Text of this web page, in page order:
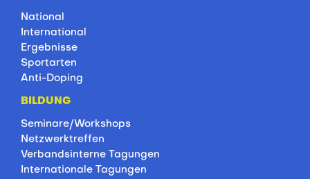
National
International
Ergebnisse
Sportarten
Anti-Doping
BILDUNG
Seminare/Workshops
Netzwerktreffen
Verbandsinterne Tagungen
Internationale Tagungen